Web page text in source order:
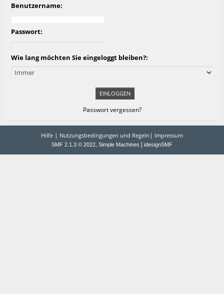
Benutzername:
Passwort:
Wie lang möchten Sie eingeloggt bleiben?:
Passwort vergessen?
Hilfe | Nutzungsbedingungen und Regeln | Impressum
SMF 2.1.3 © 2022 Simple Machines | idesignSMF